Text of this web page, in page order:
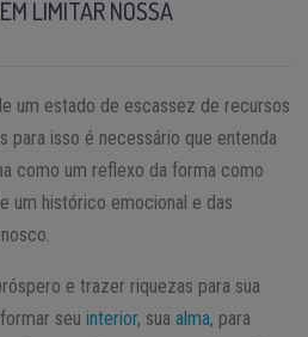
LIMITAR NOSSA
um estado de escassez de recursos
para isso é necessário que entenda
como um reflexo da forma como
um histórico emocional e das
e trazer riquezas para sua
seu interior, sua alma, para